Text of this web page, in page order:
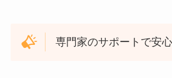
専門家のサポートで安心